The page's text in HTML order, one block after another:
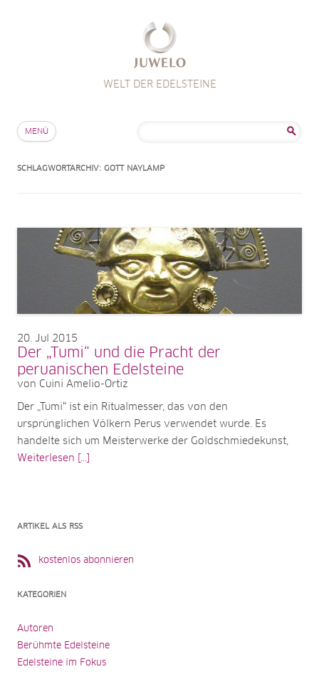
WELT DER EDELSTEINE
MENÜ
SCHLAGWORTARCHIV: GOTT NAYLAMP
20 Jul 2015
Der „Tumi“ und die Pracht der
peruanischen Edelsteine
von Cuini Amelio-Ortiz
Der „Tumi“ ist ein Ritualmesser, das von den
ursprünglichen Völkern Perus verwendet wurde. Es
handelte sich um Meisterwerke der Goldschmiedekunst,
Weiterlesen [...]
ARTIKEL ALS RSS
kostenlos abonnieren
KATEGORIEN
Autoren
Berühmte Edelsteine
Edelsteine im Fokus